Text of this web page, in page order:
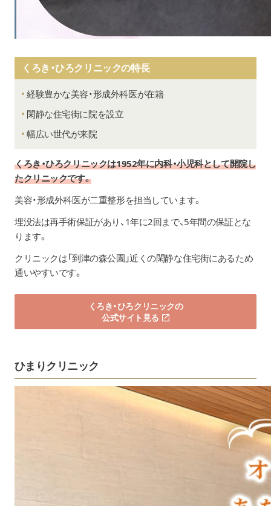
くろき・ひろクリニックの特長
経験豊かな美容・形成外科医が在籍
閑静な住宅街に院を設立
幅広い世代が来院
くろき・ひろクリニックは1952年に内科・小児科として開院し
たクリニックです。
美容・形成外科医が二重整形を担当しています。
埋没法は再手術保証があり、1年に2回まで、5年間の保証とな
ります。
クリニックは「到津の森公園」近くの閑静な住宅街にあるため
通いやすいです。
くろき・ひろクリニックの
公式サイト見る
ひまりクリニック